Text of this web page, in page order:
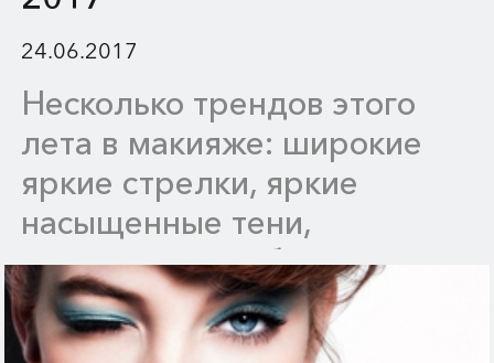
24.06.2017
Несколько трендов этого
лета в макияже: широкие
яркие стрелки, яркие
насыщенные тени,
припудренные брови и
одновременный акцент на
глаза и губы